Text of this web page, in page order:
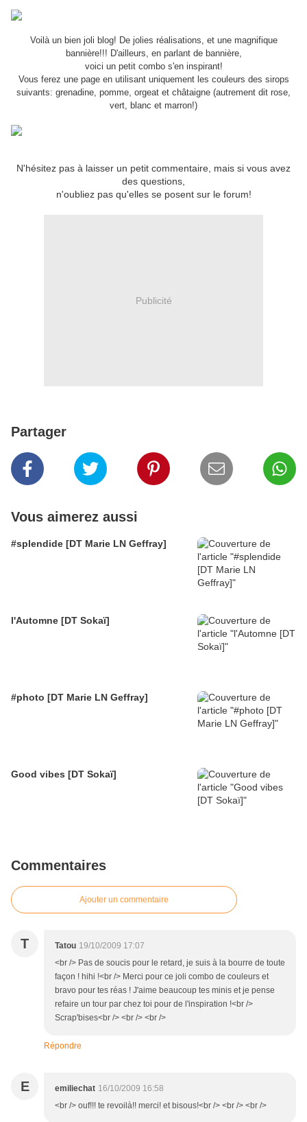
Voilà un bien joli blog! De jolies réalisations, et une magnifique
bannière!!! D'ailleurs, en parlant de bannière,
voici un petit combo s'en inspirant!
Vous ferez une page en utilisant uniquement les couleurs des sirops
suivants: grenadine, pomme, orgeat et châtaigne (autrement dit rose,
vert, blanc et marron!)
N'hésitez pas à laisser un petit commentaire, mais si vous avez
des questions,
n'oubliez pas qu'elles se posent sur le forum!
Publicité
Partager
Vous aimerez aussi
#splendide [DT Marie LN Geffray]
l'Automne [DT Sokaï]
#photo [DT Marie LN Geffray]
Good vibes [DT Sokaï]
Commentaires
Ajouter un commentaire
T Tatou 19/10/2009 17:07
<br /> Pas de soucis pour le retard, je suis à la bourre de toute
façon ! hihi !<br /> Merci pour ce joli combo de couleurs et
bravo pour tes réas ! J'aime beaucoup tes minis et je pense
refaire un tour par chez toi pour de l'inspiration !<br />
Scrap'bises<br /> <br /> <br />
Répondre
E emiliechat 16/10/2009 16:58
<br /> ouf!!! te revoilà!! merci! et bisous!<br /> <br /> <br />